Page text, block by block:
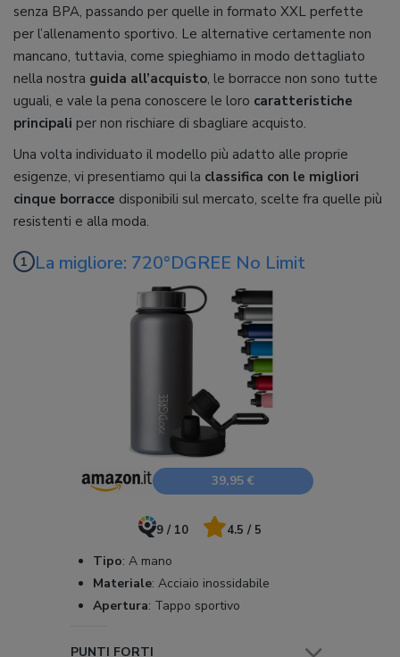
senza BPA, passando per quelle in formato XXL perfette
per l’allenamento sportivo. Le alternative certamente non
mancano, tuttavia, come spieghiamo in modo dettagliato
nella nostra guida all’acquisto, le borracce non sono tutte
uguali, e vale la pena conoscere le loro caratteristiche
principali per non rischiare di sbagliare acquisto.
Una volta individuato il modello più adatto alle proprie
esigenze, vi presentiamo qui la classifica con le migliori
cinque borracce disponibili sul mercato, scelte fra quelle più
resistenti e alla moda.
La migliore: 720°DGREE No Limit
39,95 €
9 / 10 4.5 / 5
Tipo: A mano
Materiale: Acciaio inossidabile
Apertura: Tappo sportivo
PUNTI FORTI